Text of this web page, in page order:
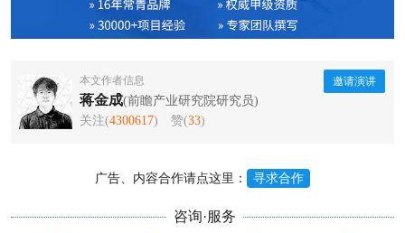
本文作者信息
蒋金成(前瞻产业研究院研究员)
关注(4300617) 赞(33)
邀请演讲
广告、内容合作请点这里： 寻求合作
咨询·服务